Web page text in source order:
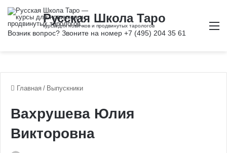
Главная / Выпускники
Вахрушева Юлия
Викторовна